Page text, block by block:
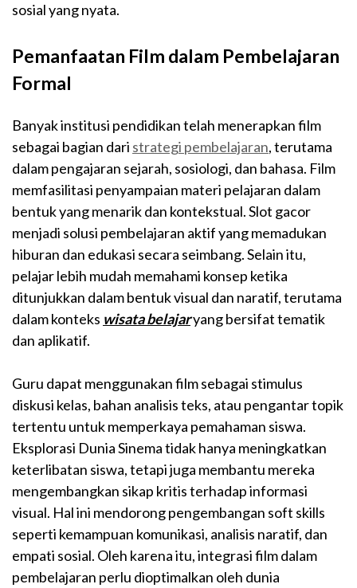
sosial yang nyata.
Pemanfaatan Film dalam Pembelajaran
Formal
Banyak institusi pendidikan telah menerapkan film
sebagai bagian dari strategi pembelajaran, terutama
dalam pengajaran sejarah, sosiologi, dan bahasa. Film
memfasilitasi penyampaian materi pelajaran dalam
bentuk yang menarik dan kontekstual. Slot gacor
menjadi solusi pembelajaran aktif yang memadukan
hiburan dan edukasi secara seimbang. Selain itu,
pelajar lebih mudah memahami konsep ketika
ditunjukkan dalam bentuk visual dan naratif, terutama
dalam konteks wisata belajaryang bersifat tematik
dan aplikatif.
Guru dapat menggunakan film sebagai stimulus
diskusi kelas, bahan analisis teks, atau pengantar topik
tertentu untuk memperkaya pemahaman siswa.
Eksplorasi Dunia Sinema tidak hanya meningkatkan
keterlibatan siswa, tetapi juga membantu mereka
mengembangkan sikap kritis terhadap informasi
visual. Hal ini mendorong pengembangan soft skills
seperti kemampuan komunikasi, analisis naratif, dan
empati sosial. Oleh karena itu, integrasi film dalam
pembelajaran perlu dioptimalkan oleh dunia